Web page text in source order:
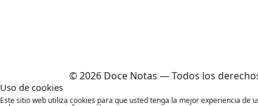
© 2026 Doce Notas — Todos los
Uso de cookies
Este sitio web utiliza cookies para que usted tenga la mejor experiencia de